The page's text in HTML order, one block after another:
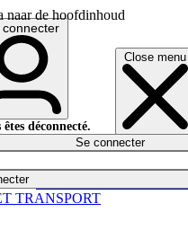
naar de hoofdinhoud
Close menu
connecter
êtes déconnecté.
Se connecter
TRANSPORT